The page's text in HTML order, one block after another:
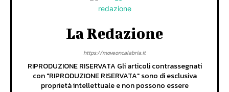
La Redazione
https://moveoncalabria.it
RIPRODUZIONE RISERVATA Gli articoli contrassegnati
con "RIPRODUZIONE RISERVATA" sono di esclusiva
proprietà intellettuale e non possono essere